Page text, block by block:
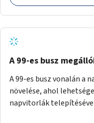
A 99-es busz
A 99-es busz vonalán a
növelése, ahol
napvitorlák